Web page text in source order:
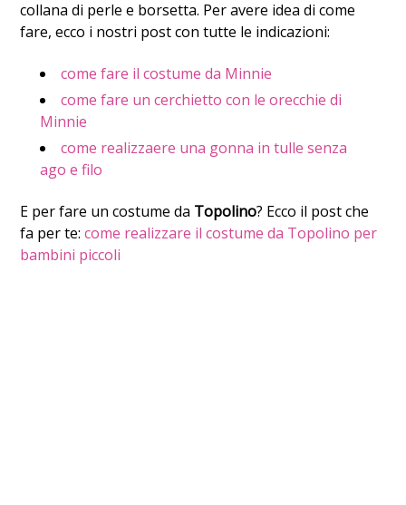
collana di perle e borsetta. Per avere idea di come
fare, ecco i nostri post con tutte le indicazioni:
come fare il costume da Minnie
come fare un cerchietto con le orecchie di
Minnie
come realizzaere una gonna in tulle senza
ago e filo
E per fare un costume da Topolino? Ecco il post che
fa per te:come realizzare il costume da Topolino per
bambini piccoli